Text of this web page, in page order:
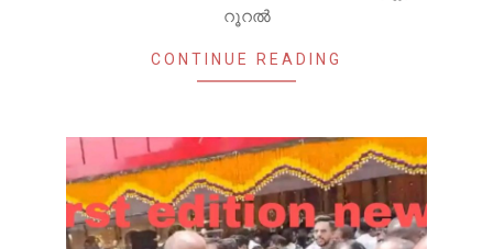
റൂറൽ
CONTINUE READING